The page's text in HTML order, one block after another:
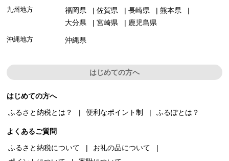
九州地方 福岡県 佐賀県 長崎県
熊本県
大分県
宮崎県 鹿児島県
沖縄地方 沖縄県
はじめての方へ
はじめての方へ
ふるさと納税とは？
便利なポイント制 ふるぽとは？
よくあるご質問
ふるさと納税について
お礼の品について